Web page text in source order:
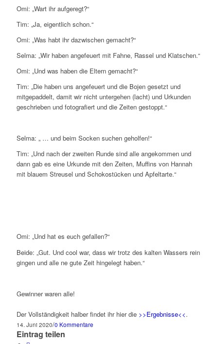
Omi: „Wart ihr aufgeregt?“
Tim: „Ja, eigentlich schon.“
Omi: „Was habt ihr dazwischen gemacht?“
Selma: „Wir haben angefeuert mit Fahne, Rassel und Klatschen.“
Omi: „Und was haben die Eltern gemacht?“
Tim: „Die haben uns angefeuert und die Bojen gesetzt und
mitgepaddelt, damit wir nicht untergehen (lacht) und Urkunden
geschrieben und fotografiert und die Zeiten gestoppt.“
Selma: „ … und beim Socken suchen geholfen!“
Tim: „Und nach der zweiten Runde sind alle angekommen und
dann gab es eine Urkunde mit den Zeiten, Muffins von Hannah
mit blauem Streusel und Schokostücken und Apfeltarte.“
Omi: „Und hat es euch gefallen?“
Beide: „Gut. Und cool war, dass wir trotz des kalten Wassers rein
gingen und alle ne gute Zeit hingelegt haben.“
Gewinner waren alle!
Der Vollständigkeit halber findet ihr hier die >>Ergebnisse<<.
14. Juni 2020/0 Kommentare
Eintrag teilen